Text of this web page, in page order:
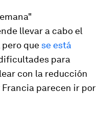
llevar a cabo el
que se está
para
con la reducción
parecen ir por